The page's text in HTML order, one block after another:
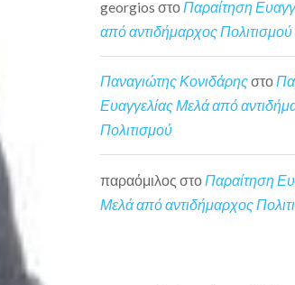
georgios στοΠαραίτηση
από αντιδήμαρχος Πολιτισμού
Παναγιώτης Κονιδάρηςστο
Ευαγγελίας Μελά από
Πολιτισμού
παραόμιλος στο Παραίτηση
Μελά από αντιδήμαρχος